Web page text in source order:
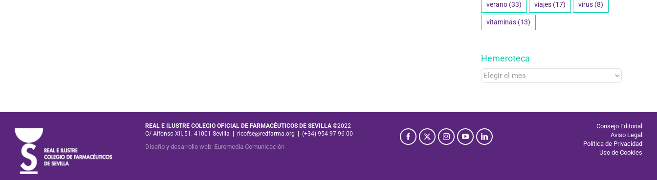
verano (33) viajes (17) virus (8)
vitaminas (13)
Hemeroteca
Hemeroteca
REAL E ILUSTRE COLEGIO OFICIAL DE FARMACÉUTICOS DE SEVILLA ©2022
C/ Alfonso XII, 51. 41001 Sevilla |ricofse@redfarma.org |(+34) 954 97 96 00
Diseño y desarrollo web: Euromedia Comunicación
Consejo Editorial
Aviso Legal
Política de Privacidad
Uso de Cookies